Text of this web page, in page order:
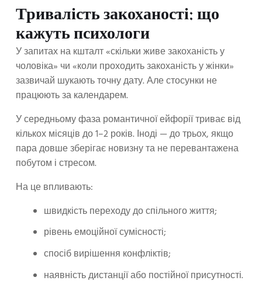
Тривалість закоханості: що
кажуть психологи
У запитах на кшталт «скільки живе закоханість у
чоловіка» чи «коли проходить закоханість у жінки»
зазвичай шукають точну дату. Але стосунки не
працюють за календарем.
У середньому фаза романтичної ейфорії триває від
кількох місяців до 1–2 років. Іноді — до трьох, якщо
пара довше зберігає новизну та не перевантажена
побутом і стресом.
На це впливають:
швидкість переходу до спільного життя;
рівень емоційної сумісності;
спосіб вирішення конфліктів;
наявність дистанції або постійної присутності.